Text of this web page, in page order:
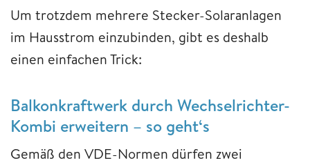
Um trotzdem mehrere Stecker-Solaranlagen
im Hausstrom einzubinden, gibt es deshalb
einen einfachen Trick:
Balkonkraftwerk durch Wechselrichter-
Kombi erweitern – so geht‘s
Gemäß den VDE-Normen dürfen zwei